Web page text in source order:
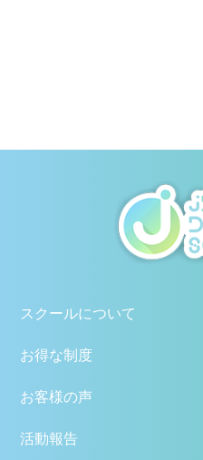
スクールについて
お得な制度
お客様の声
活動報告